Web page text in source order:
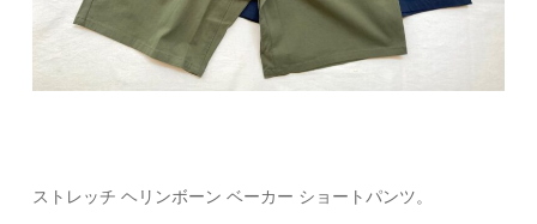
ストレッチ ヘリンボーン ベーカー ショートパンツ。